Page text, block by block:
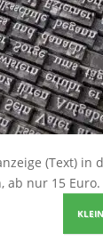
(Text) in
ab nur 15 Euro.